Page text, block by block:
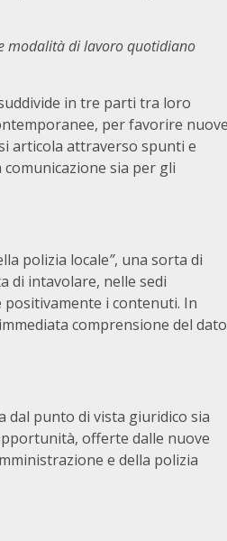
modalità di lavoro quotidiano
in tre parti tra loro
per favorire nuove
articola attraverso spunti e
sia per gli
polizia locale”, una sorta di
di intavolare, nelle sedi
i contenuti. In
comprensione del dato
dal punto di vista giuridico sia
offerte dalle nuove
e della polizia